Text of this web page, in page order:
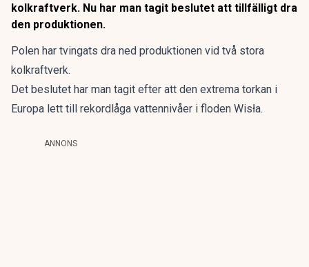
kolkraftverk. Nu har man tagit beslutet att tillfälligt dra
den produktionen.
Polen har tvingats dra ned produktionen vid två stora
kolkraftverk.
Det beslutet har man tagit efter att den extrema torkan i
Europa lett till rekordlåga vattennivåer i floden Wisła.
ANNONS